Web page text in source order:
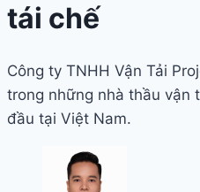
tái chế
Công ty TNHH Vận Tải
trong những nhà thầu vận
đầu tại Việt Nam.